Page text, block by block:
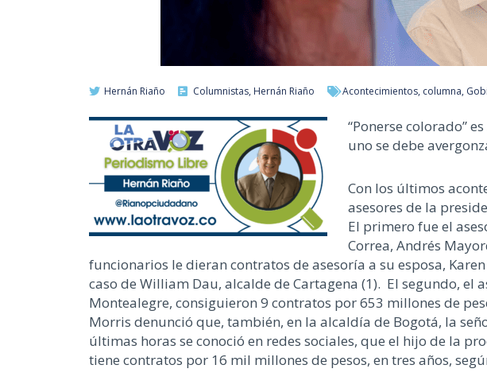
Hernán Riaño Columnistas, Hernán Riaño Acontecimientos, columna,
“Ponerse colorado”
uno se debe
Con los últimos
asesores de la
El primero fue el
Correa, Andrés
funcionarios le dieran contratos de asesoría a su esposa,
caso de William Dau, alcalde de Cartagena (1). El segundo,
Montealegre, consiguieron 9 contratos por 653 millones de
Morris denunció que, también, en la alcaldía de Bogotá, la
últimas horas se conoció en redes sociales, que el hijo de la
tiene contratos por 16 mil millones de pesos, en tres años,